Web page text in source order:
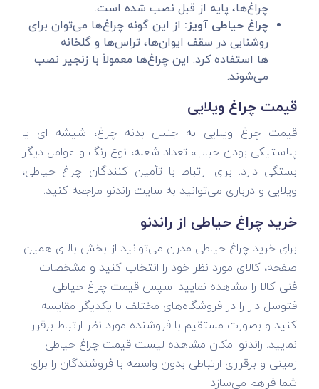
چراغ‌ها، پایه از قبل نصب شده است.
چراغ حیاطی آویز: از این گونه چراغ‌ها می‌توان برای
روشنایی در سقف ایوان‌ها، تراس‌ها و گلخانه
ها استفاده کرد. این چراغ‌ها معمولاً با زنجیر نصب
می‌شوند.
قیمت چراغ ویلایی
قیمت چراغ ویلایی به جنس بدنه چراغ، شیشه ای یا
پلاستیکی بودن حباب، تعداد شعله، نوع رنگ و عوامل دیگر
بستگی دارد. برای ارتباط با تأمین کنندگان چراغ حیاطی،
ویلایی و درباری می‌توانید به سایت راندنو مراجعه کنید.
خرید چراغ حیاطی از راندنو
برای خرید چراغ حیاطی مدرن می‌توانید از بخش بالای همین
صفحه، کالای مورد نظر خود را انتخاب کنید و مشخصات
فنی کالا را مشاهده نمایید. سپس قیمت چراغ حیاطی
فتوسل دار را در فروشگاه‌های مختلف با یکدیگر مقایسه
کنید و بصورت مستقیم با فروشنده مورد نظر ارتباط برقرار
نمایید. راندنو امکان مشاهده لیست قیمت چراغ حیاطی
زمینی و برقراری ارتباطی بدون واسطه با فروشندگان را برای
شما فراهم می‌سازد.